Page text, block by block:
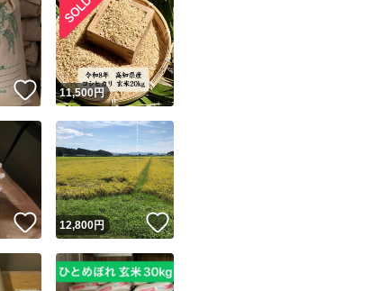
いいね！
11,500円
いいね！
12,800円 いいね！